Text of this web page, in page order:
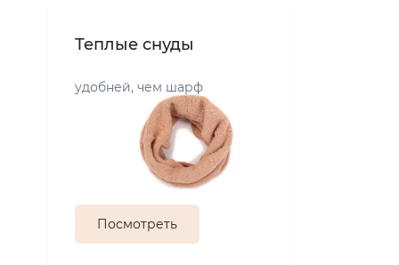
Теплые снуды
удобней, чем шарф
Посмотреть